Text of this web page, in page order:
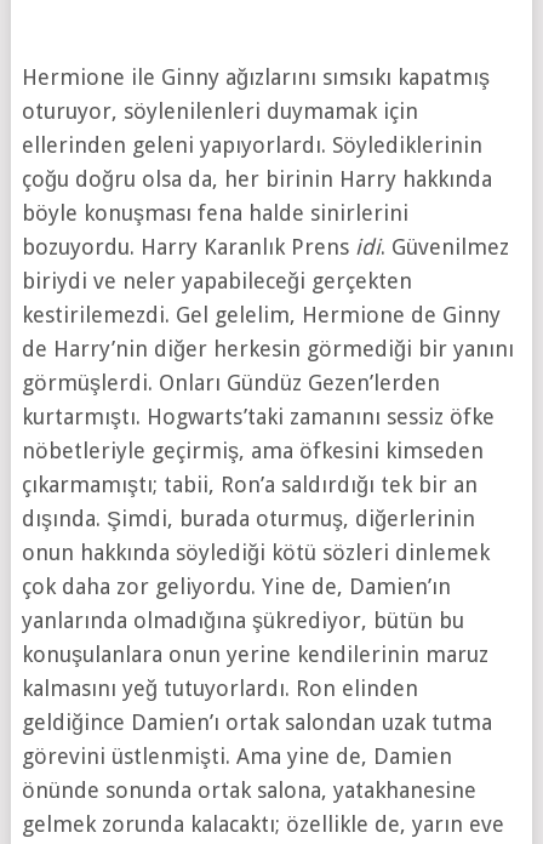
Hermione ile Ginny ağızlarını sımsıkı kapatmış
oturuyor, söylenilenleri duymamak için
ellerinden geleni yapıyorlardı. Söylediklerinin
çoğu doğru olsa da, her birinin Harry hakkında
böyle konuşması fena halde sinirlerini
bozuyordu. Harry Karanlık Prens idi. Güvenilmez
biriydi ve neler yapabileceği gerçekten
kestirilemezdi. Gel gelelim, Hermione de Ginny
de Harry’nin diğer herkesin görmediği bir yanını
görmüşlerdi. Onları Gündüz Gezen’lerden
kurtarmıştı. Hogwarts’taki zamanını sessiz öfke
nöbetleriyle geçirmiş, ama öfkesini kimseden
çıkarmamıştı; tabii, Ron’a saldırdığı tek bir an
dışında. Şimdi, burada oturmuş, diğerlerinin
onun hakkında söylediği kötü sözleri dinlemek
çok daha zor geliyordu. Yine de, Damien’ın
yanlarında olmadığına şükrediyor, bütün bu
konuşulanlara onun yerine kendilerinin maruz
kalmasını yeğ tutuyorlardı. Ron elinden
geldiğince Damien’ı ortak salondan uzak tutma
görevini üstlenmişti. Ama yine de, Damien
önünde sonunda ortak salona, yatakhanesine
gelmek zorunda kalacaktı; özellikle de, yarın eve